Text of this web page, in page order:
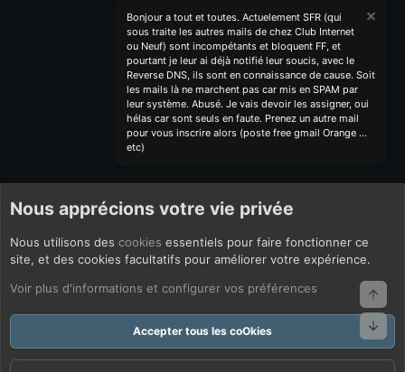
Bonjour a tout et toutes. Actuelement SFR (qui
sous traite les autres mails de chez Club Internet
ou Neuf) sont incompétants et bloquent FF, et
pourtant je leur ai déjà notifié leur soucis, avec le
Reverse DNS, ils sont en connaissance de cause. Soit
les mails là ne marchent pas car mis en SPAM par
leur système. Abusé. Je vais devoir les assigner, oui
hélas car sont seuls en faute. Prenez un autre mail
pour vous inscrire alors (poste free gmail Orange ...
etc)
Nous apprécions votre vie privée
Nous utilisons des cookies essentiels pour faire fonctionner ce
site, et des cookies facultatifs pour améliorer votre expérience.
Voir plus d'informations et configurer vos préférences
Accepter tous les coOkies